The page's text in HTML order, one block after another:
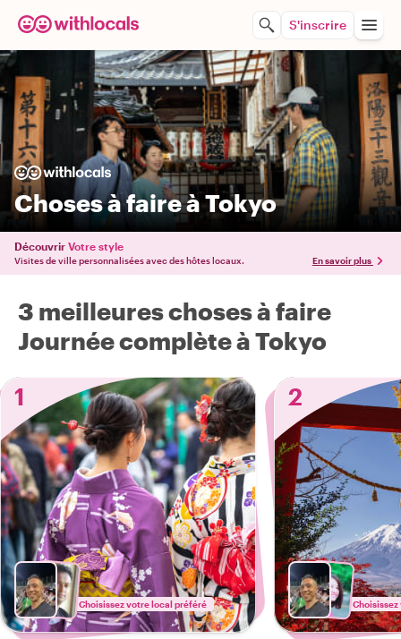
S'inscrire
Choses à faire à Tokyo
Découvrir Votre style
Visites de ville personnalisées avec des hôtes locaux. En savoir plus
3 meilleures choses à faire
Journée complète à Tokyo
1
Choisissez votre local préféré
2